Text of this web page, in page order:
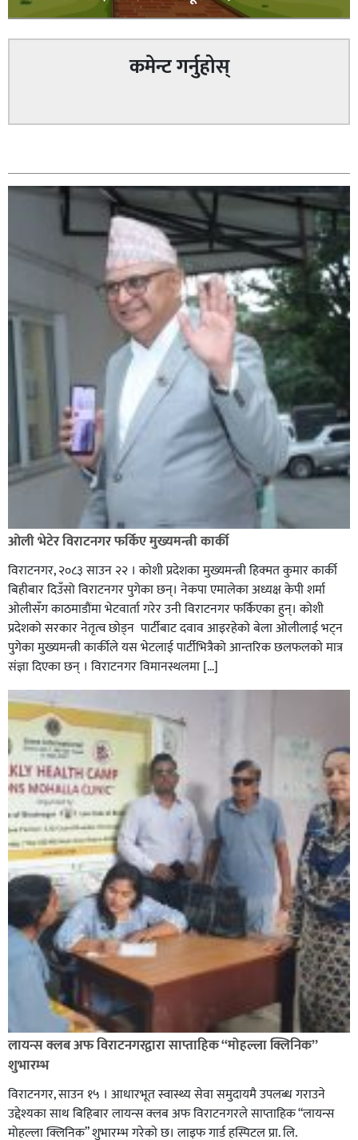
कमेन्ट गर्नुहोस्
ओली भेटेर विराटनगर फर्किए मुख्यमन्त्री कार्की
विराटनगर, २०८३ साउन २२ । कोशी प्रदेशका मुख्यमन्त्री हिक्मत कुमार कार्की
बिहीबार दिउँसो विराटनगर पुगेका छन्। नेकपा एमालेका अध्यक्ष केपी शर्मा
ओलीसँग काठमाडौंमा भेटवार्ता गरेर उनी विराटनगर फर्किएका हुन्। काेशी
प्रदेशकाे सरकार नेतृत्व छाेड्न पार्टीबाट दवाव आइरहेकाे बेला ओलीलाई भट्न
पुगेका मुख्यमन्त्री कार्कीले यस भेटलाई पार्टीभित्रैको आन्तरिक छलफलकाे मात्र
संज्ञा दिएका छन् । विराटनगर विमानस्थलमा […]
लायन्स क्लब अफ विराटनगरद्वारा साप्ताहिक “मोहल्ला क्लिनिक”
शुभारम्भ
विराटनगर, साउन १५ । आधारभूत स्वास्थ्य सेवा समुदायमै उपलब्ध गराउने
उद्देश्यका साथ बिहिबार लायन्स क्लब अफ विराटनगरले साप्ताहिक “लायन्स
मोहल्ला क्लिनिक” शुभारम्भ गरेकाे छ। लाइफ गार्ड हस्पिटल प्रा. लि.